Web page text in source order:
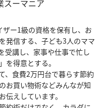
スーマニア
ー1級の資格を保有し、お
発信する、子ども3人のママ
受講し、家事や仕事で忙し
を得意とする。
、食費2万円台で暮らす節約
お買い物術などみんなが知
伝えしています。